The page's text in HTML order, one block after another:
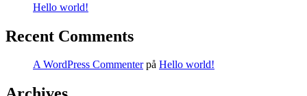
Hello world!
Recent Comments
A WordPress Commenterpå Hello world!